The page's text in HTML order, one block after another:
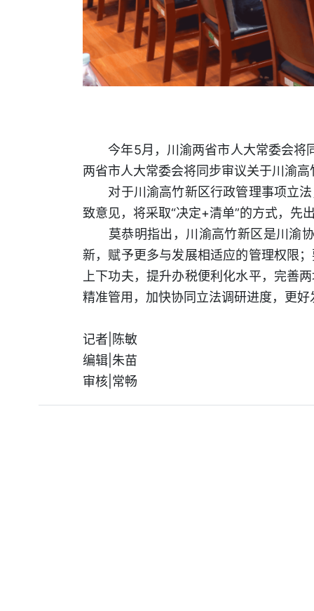
今年5月，川渝两省市人大常委会将
两省市人大常委会将同步审议关于川渝
对于川渝高竹新区行政管理事项立法
致意见，将采取“决定+清单”的方式，先
莫恭明指出，川渝高竹新区是川渝协
新，赋予更多与发展相适应的管理权限
上下功夫，提升办税便利化水平，完善
精准管用，加快协同立法调研进度，更
记者|陈敏
编辑|朱苗
审核|常畅